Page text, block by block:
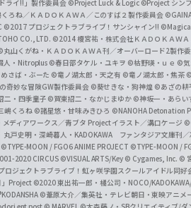
n
n
e
l
ライ!!」製作委員会 ©Project Luck & Logic ©Project シン
ろね／ＫＡＤＯＫＡＷＡ／このすば２製作委員会
©2017 プロジェクトラブライブ！サンシャイン!!
CO., LTD. ©2014 榎宮祐・株式会社ＫＡＤＯＫＡＷ
丸山くがね・ＫＡＤＯＫＡＷＡ刊／オーバーロード2製作
人・Nitroplus ©春日部タケル・ユキヲ ©枯野瑛・ｕｅ ©
さば・ぶーた ©竜ノ湖太郎・天之有 ©竜ノ湖太郎・焦茶
奇妙な冒険GW製作委員会 ©葵せきな・狗神煌 ©あざの耕
二・四季童子 ©賀東招二・なかじまゆか ©神坂一・あらい
嶋くろね ©諸星悠・甘味みきひろ ©NANOHA Detonation
ディアワークス／青ブタ Project イラスト／溝口ケージ
戸史明・深崎暮人・KADOKAWA ファンタジア文庫刊
©TYPE-MOON / FGO6 ANIME PROJECT ©TYPE-MOON /
2020 CIRCUS ©VISUAL ARTS/Key © Cygames, Inc. ©
ロジェクトラブライブ！虹ヶ咲学園スクールアイドル同好
」Project ©2020 東出祐一郎・橘公司・NOCO/
©葦原大介／集英社・テレビ朝日・東映アニメ